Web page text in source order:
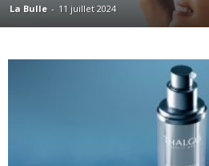
La Bulle - 11 juillet 2024